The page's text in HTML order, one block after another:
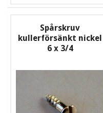
Spårskruv
kullerförsänkt nickel
6 x 3/4